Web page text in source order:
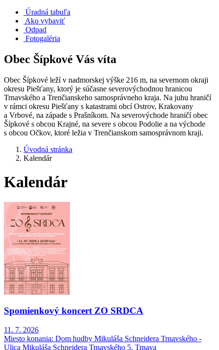
Úradná tabuľa
Ako vybaviť
Odpad
Fotogaléria
Obec Šípkové Vás víta
Obec Šípkové leží v nadmorskej výške 216 m, na severnom okraji
okresu Piešťany, ktorý je súčasne severovýchodnou hranicou
Trnavského a Trenčianskeho samosprávneho kraja. Na juhu hraničí
v rámci okresu Piešťany s katastrami obcí Ostrov, Krakovany
a Vrbové, na západe s Prašníkom. Na severovýchode hraničí obec
Šípkové s obcou Krajné, na severe s obcou Podolie a na východe
s obcou Očkov, ktoré ležia v Trenčianskom samosprávnom kraji.
Úvodná stránka
Kalendár
Kalendár
Spomienkový koncert ZO SRDCA
11. 7. 2026
Miesto konania: Dom hudby Mikuláša Schneidera Trnavského -
Ulica Mikuláša Schneidera Trnavského 5, Trnava